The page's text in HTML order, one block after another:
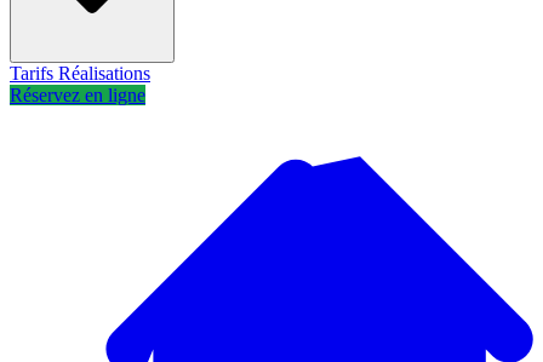
Tarifs Réalisations
Réservez en ligne